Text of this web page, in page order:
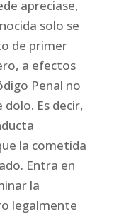
apreciase,
solo se
de primer
a efectos
Penal no
Es decir,
la cometida
Entra en
la
legalmente